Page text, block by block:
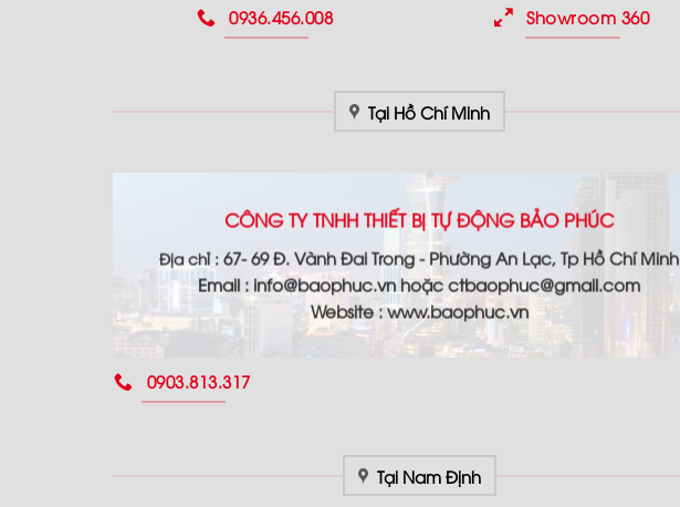
0936.456.008 Showroom 360
Tại Hồ Chí Minh
CÔNG TY TNHH THIẾT BỊ TỰ ĐỘNG BẢO PHÚC
Địa chỉ :67- 69 Đ. Vành Đai Trong - Phường An Lạc, Tp Hồ Chí Minh
Email : info@baophuc.vn hoặc ctbaophuc@gmail.com
Website : www.baophuc.vn
0903.813.317
Tại Nam Định